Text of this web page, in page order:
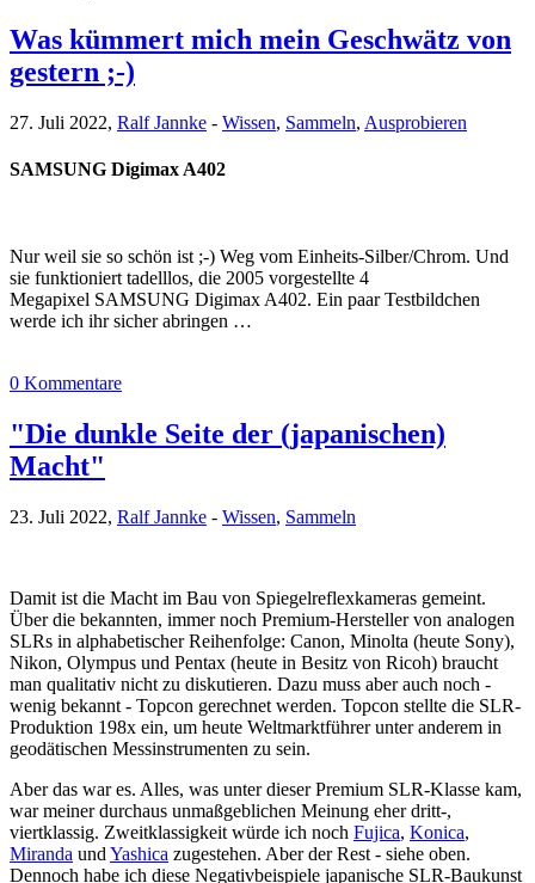
Was kümmert mich mein Geschwätz von
gestern ;-)
27. Juli 2022, Ralf Jannke - Wissen, Sammeln, Ausprobieren
SAMSUNG Digimax A402
Nur weil sie so schön ist ;-) Weg vom Einheits-Silber/Chrom. Und
sie funktioniert tadelllos, die 2005 vorgestellte 4
Megapixel SAMSUNG Digimax A402. Ein paar Testbildchen
werde ich ihr sicher abringen …
0 Kommentare
"Die dunkle Seite der (japanischen)
Macht"
23. Juli 2022, Ralf Jannke - Wissen, Sammeln
Damit ist die Macht im Bau von Spiegelreflexkameras gemeint.
Über die bekannten, immer noch Premium-Hersteller von analogen
SLRs in alphabetischer Reihenfolge: Canon, Minolta (heute Sony),
Nikon, Olympus und Pentax (heute in Besitz von Ricoh) braucht
man qualitativ nicht zu diskutieren. Dazu muss aber auch noch -
wenig bekannt - Topcon gerechnet werden. Topcon stellte die SLR-
Produktion 198x ein, um heute Weltmarktführer unter anderem in
geodätischen Messinstrumenten zu sein.
Aber das war es. Alles, was unter dieser Premium SLR-Klasse kam,
war meiner durchaus unmaßgeblichen Meinung eher dritt-,
viertklassig. Zweitklassigkeit würde ich noch Fujica, Konica,
Miranda und Yashica zugestehen. Aber der Rest - siehe oben.
Dennoch habe ich diese Negativbeispiele japanische SLR-Baukunst